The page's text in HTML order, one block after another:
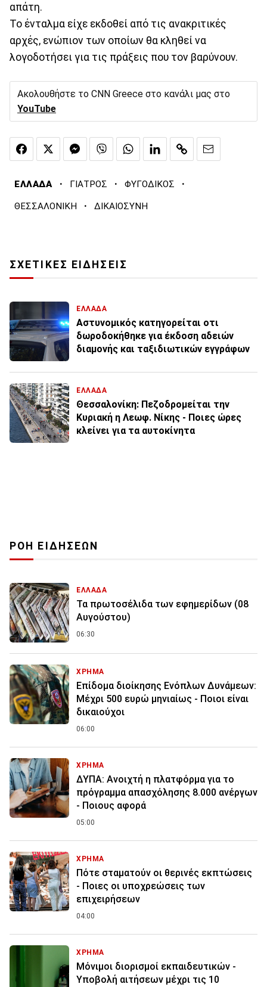
απάτη.
Το ένταλμα είχε εκδοθεί από τις ανακριτικές
αρχές, ενώπιον των οποίων θα κληθεί να
λογοδοτήσει για τις πράξεις που τον βαρύνουν.
Ακολουθήστε το CNN Greece στο κανάλι μας στο
YouTube
ΕΛΛΑΔΑ · ΓΙΑΤΡΟΣ · ΦΥΓΟΔΙΚΟΣ ·
ΘΕΣΣΑΛΟΝΙΚΗ · ΔΙΚΑΙΟΣΥΝΗ
ΣΧΕΤΙΚΕΣ ΕΙΔΗΣΕΙΣ
ΕΛΛΑΔΑ
Αστυνομικός κατηγορείται οτι
δωροδοκήθηκε για έκδοση αδειών
διαμονής και ταξιδιωτικών εγγράφων
ΕΛΛΑΔΑ
Θεσσαλονίκη: Πεζοδρομείται την
Κυριακή η Λεωφ. Νίκης - Ποιες ώρες
κλείνει για τα αυτοκίνητα
ΡΟΗ ΕΙΔΗΣΕΩΝ
ΕΛΛΑΔΑ
Τα πρωτοσέλιδα των εφημερίδων (08
Αυγούστου)
06:30
ΧΡΗΜΑ
Επίδομα διοίκησης Ενόπλων Δυνάμεων:
Μέχρι 500 ευρώ μηνιαίως - Ποιοι είναι
δικαιούχοι
06:00
ΧΡΗΜΑ
ΔΥΠΑ: Ανοιχτή η πλατφόρμα για το
πρόγραμμα απασχόλησης 8.000 ανέργων
- Ποιους αφορά
05:00
ΧΡΗΜΑ
Πότε σταματούν οι θερινές εκπτώσεις
- Ποιες οι υποχρεώσεις των
επιχειρήσεων
04:00
ΧΡΗΜΑ
Μόνιμοι διορισμοί εκπαιδευτικών -
Υποβολή αιτήσεων μέχρι τις 10